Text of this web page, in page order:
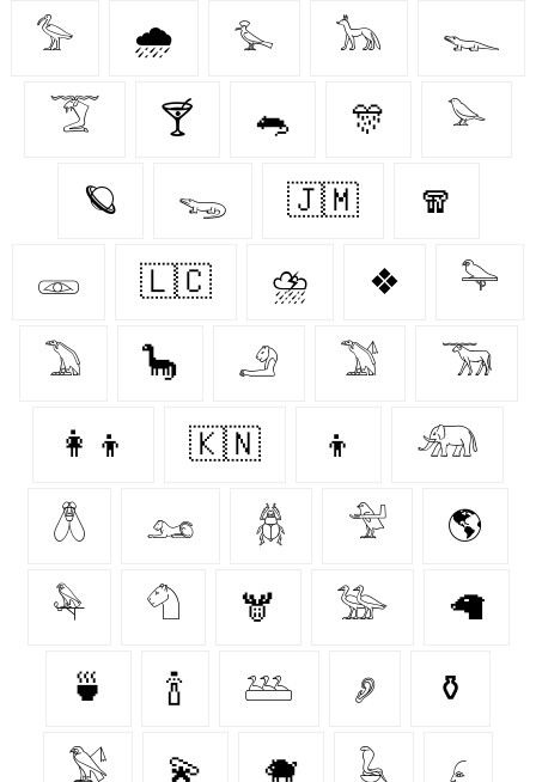
𓅞 🌧️ 𓅙 𓃥 𓆊
𓄆 🍸 🐀 🎊 𓅪
🪐 𓆌 🇯🇲 🧣
𓁽 🇱🇨 ⛈️ ❖ 𓅍
𓅐 🦕 𓄂 𓅑 𓃞
👩‍👦 🇰🇳 👦 𓃰
𓆦 𓃭 𓆣 𓅴 🌎
𓅆 𓄇 🫎 𓅺 🦙
🍵 🍾 𓅹 𓂈 ⚱️
𓅄 💫 🐗 𓆘 𓂊